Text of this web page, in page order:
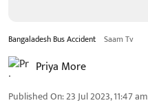
Bangaladesh Bus Accident Saam Tv
Priya More
Published On:23 Jul 2023, 11:47 am